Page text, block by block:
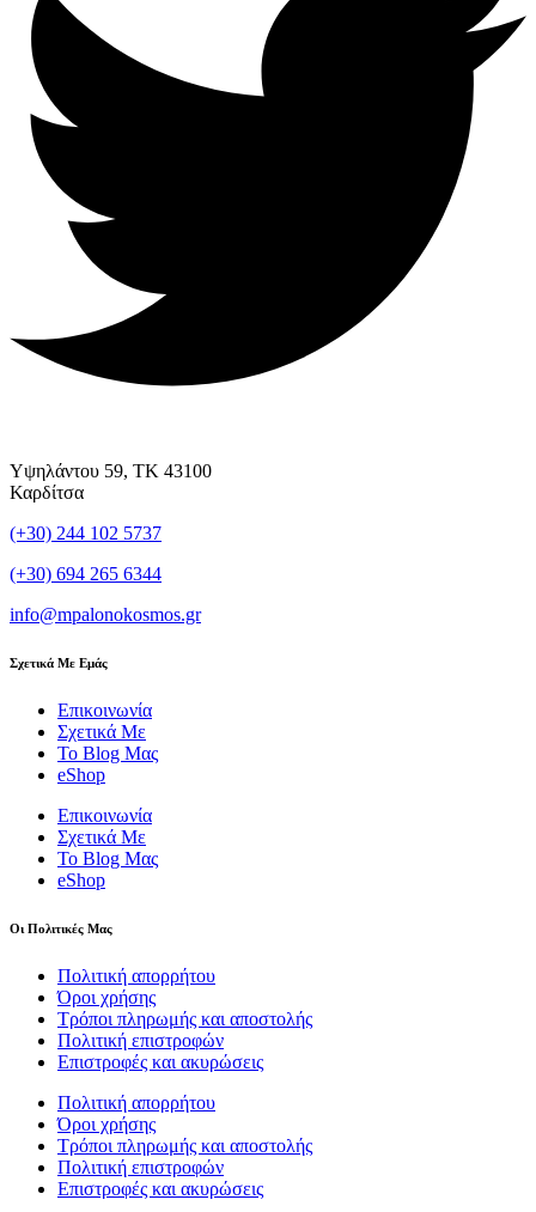
Υψηλάντου 59, ΤΚ 43100
Καρδίτσα
(+30) 244 102 5737
(+30) 694 265 6344
info@mpalonokosmos.gr
Σχετικά Με Εμάς
Επικοινωνία
Σχετικά Με
Το Blog Μας
eShop
Επικοινωνία
Σχετικά Με
Το Blog Μας
eShop
Οι Πολιτικές Μας
Πολιτική απορρήτου
Όροι χρήσης
Τρόποι πληρωμής και αποστολής
Πολιτική επιστροφών
Επιστροφές και ακυρώσεις
Πολιτική απορρήτου
Όροι χρήσης
Τρόποι πληρωμής και αποστολής
Πολιτική επιστροφών
Επιστροφές και ακυρώσεις